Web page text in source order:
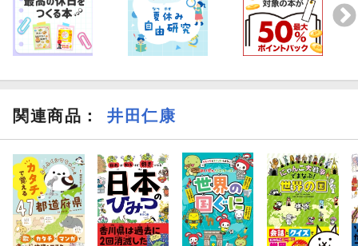
関連商品 ： 井田仁康